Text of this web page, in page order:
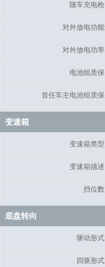
随车充电枪
对外放电功能
对外放电功率
电池组质保
首任车主电池组质保
变速箱
变速箱类型
变速箱描述
挡位数
底盘转向
驱动形式
四驱形式
随车充电枪
对外放电功能
对外放电功率
电池组质保
首任车主电池组质保
变速箱
变速箱类型
变速箱描述
挡位数
底盘转向
驱动形式
四驱形式